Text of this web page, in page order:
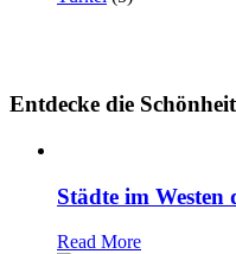
Entdecke die
Städte im
Read More